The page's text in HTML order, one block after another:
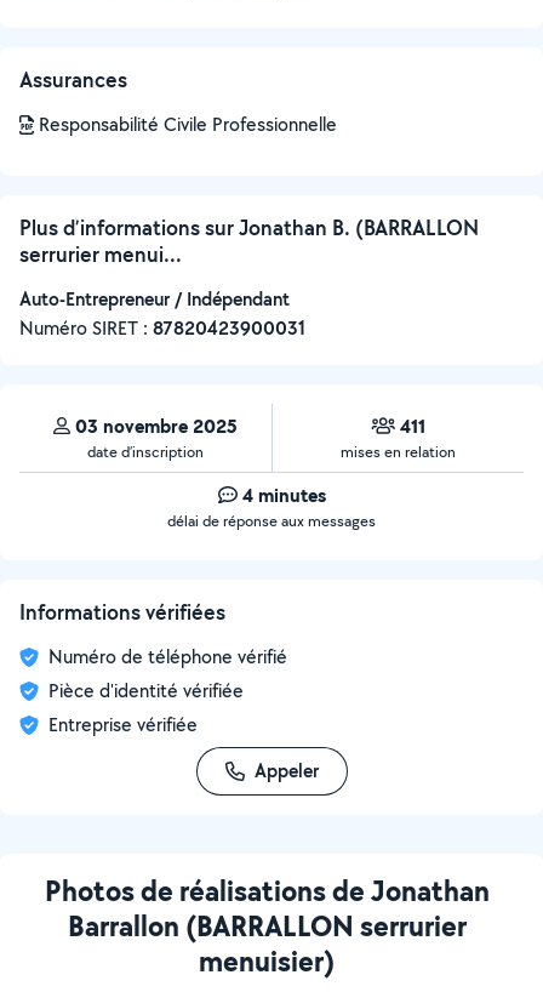
Assurances
Responsabilité Civile Professionnelle
Plus d’informations sur Jonathan B. (BARRALLON
serrurier menui...
Auto-Entrepreneur / Indépendant
Numéro SIRET : ‍87820423900031
03 novembre 2025
date d’inscription
411
mises en relation
4 minutes
délai de réponse aux messages
Informations vérifiées
Numéro de téléphone vérifié
Pièce d'identité vérifiée
Entreprise vérifiée
Appeler
Photos de réalisations de Jonathan
Barrallon (BARRALLON serrurier
menuisier)